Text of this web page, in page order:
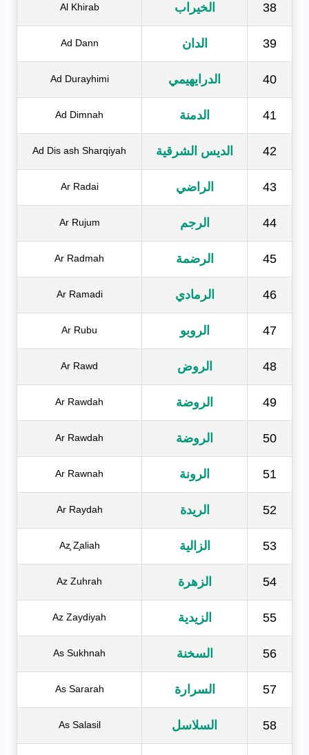
38 الخيراب Al Khirab
39 الدان Ad Dann
40 الدرايهيمي Ad Durayhimi
41 الدمنة Ad Dimnah
42 الديس الشرقية Ad Dis ash Sharqiyah
43 الراضي Ar Radai
44 الرجم Ar Rujum
45 الرضمة Ar Radmah
46 الرمادي Ar Ramadi
47 الروبو Ar Rubu
48 الروض Ar Rawd
49 الروضة Ar Rawdah
50 الروضة Ar Rawdah
51 الرونة Ar Rawnah
52 الريدة Ar Raydah
53 الزالية Az̧ Z̧aliah
54 الزهرة Az Zuhrah
55 الزيدية Az Zaydiyah
56 السخنة As Sukhnah
57 السرارة As Sararah
58 السلاسل As Salasil